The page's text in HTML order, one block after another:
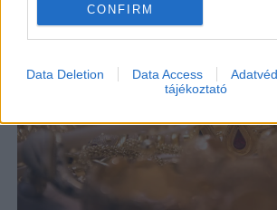
CONFIRM
Data Deletion Data Access
tájékoztató